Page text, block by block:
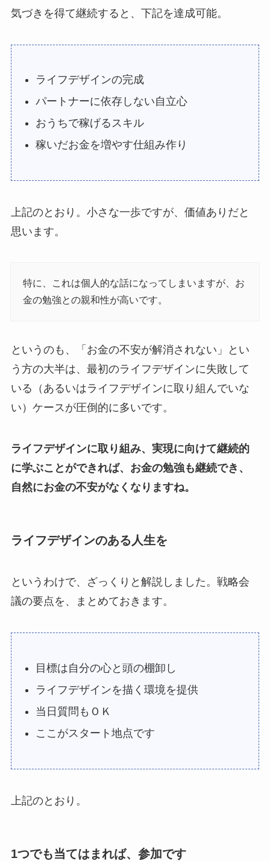
気づきを得て継続すると、下記を達成可能。
ライフデザインの完成
パートナーに依存しない自立心
おうちで稼げるスキル
稼いだお金を増やす仕組み作り
上記のとおり。小さな一歩ですが、価値ありだと
思います。
特に、これは個人的な話になってしまいますが、お
金の勉強との親和性が高いです。
というのも、「お金の不安が解消されない」とい
う方の大半は、最初のライフデザインに失敗して
いる（あるいはライフデザインに取り組んでいな
い）ケースが圧倒的に多いです。
ライフデザインに取り組み、実現に向けて継続的
に学ぶことができれば、お金の勉強も継続でき、
自然にお金の不安がなくなりますね。
ライフデザインのある人生を
というわけで、ざっくりと解説しました。戦略会
議の要点を、まとめておきます。
目標は自分の心と頭の棚卸し
ライフデザインを描く環境を提供
当日質問もＯＫ
ここがスタート地点です
上記のとおり。
1つでも当てはまれば、参加です